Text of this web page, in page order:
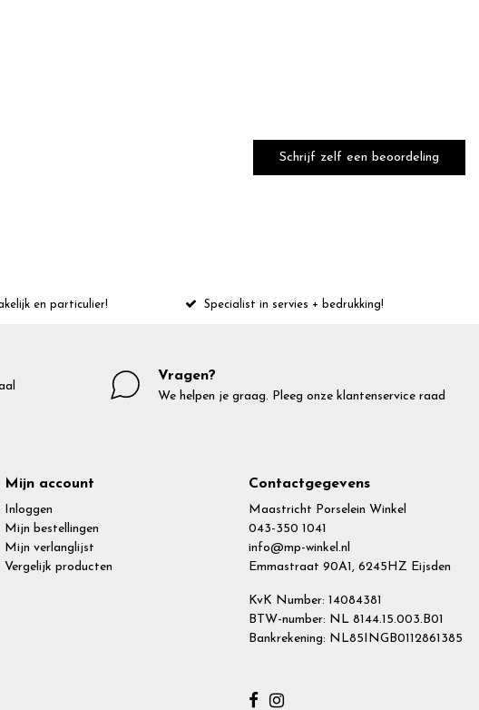
Schrijf zelf een beoordeling
en particulier! Specialist in servies + bedrukking!
Vragen?
We helpen je graag. Pleeg onze klantenservice raad
Mijn account
Inloggen
Mijn bestellingen
Mijn verlanglijst
Vergelijk producten
Contactgegevens
Maastricht Porselein Winkel
043-350 1041
info@mp-winkel.nl
Emmastraat 90A1, 6245HZ Eijsden
KvK Number: 14084381
BTW-number: NL 8144.15.003.B01
Bankrekening: NL85INGB0112861385